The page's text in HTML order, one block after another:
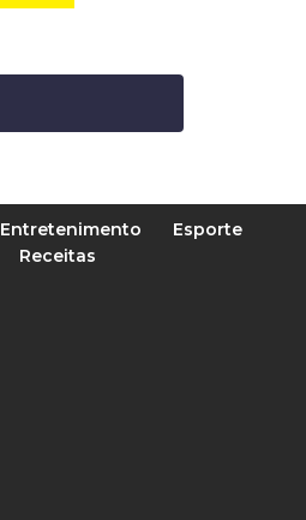
Entretenimento
Esporte
Receitas